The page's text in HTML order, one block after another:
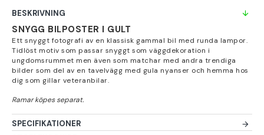
BESKRIVNING
SNYGG BILPOSTER I GULT
Ett snyggt fotografi av en klassisk gammal bil med runda lampor.
Tidlöst motiv som passar snyggt som väggdekoration i
ungdomsrummet men även som matchar med andra trendiga
bilder som del av en tavelvägg med gula nyanser och hemma hos
dig som gillar veteranbilar.
SPECIFIKATIONER